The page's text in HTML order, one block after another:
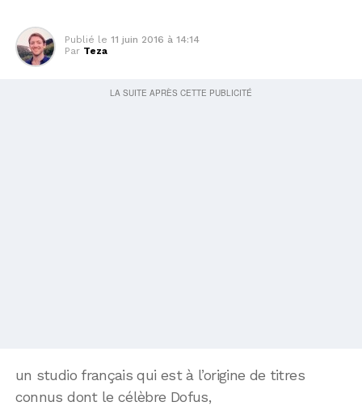
Publié le 11 juin 2016 à 14:14
Par Teza
un studio français qui est à l’origine de titres
connus dont le célèbre Dofus,